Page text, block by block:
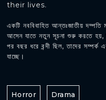
their lives.
একটি নববিবাহিত আন্তঃজাতীয়
আসেন যাতে নতুন সূচনা শুরু করতে হয়,
পর বছর ধরে বন্দী ছিল, তাদের
যাচ্ছে।
Horror Drama